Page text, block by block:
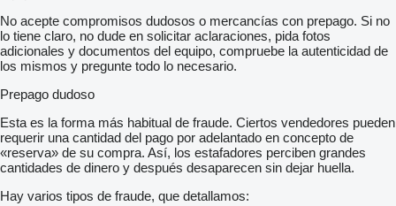
No acepte compromisos dudosos o mercancías con prepago. Si no
lo tiene claro, no dude en solicitar aclaraciones, pida fotos
adicionales y documentos del equipo, compruebe la autenticidad de
los mismos y pregunte todo lo necesario.
Prepago dudoso
Esta es la forma más habitual de fraude. Ciertos vendedores pueden
requerir una cantidad del pago por adelantado en concepto de
«reserva» de su compra. Así, los estafadores perciben grandes
cantidades de dinero y después desaparecen sin dejar huella.
Hay varios tipos de fraude, que detallamos: